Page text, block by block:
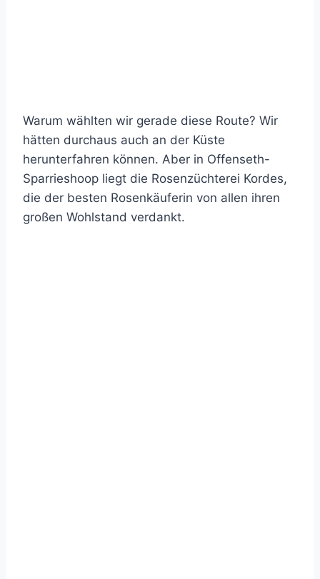
Warum wählten wir gerade diese Route? Wir
hätten durchaus auch an der Küste
herunterfahren können. Aber in Offenseth-
Sparrieshoop liegt die Rosenzüchterei Kordes,
die der besten Rosenkäuferin von allen ihren
großen Wohlstand verdankt.